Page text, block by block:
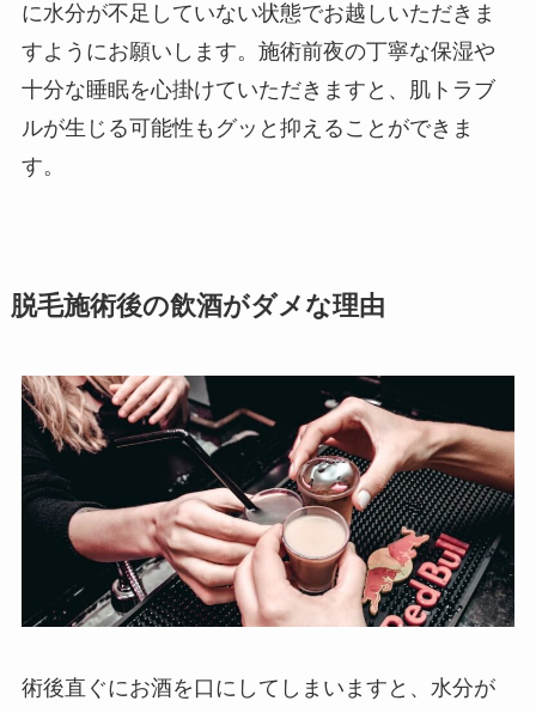
に水分が不足していない状態でお越しいただきま
すようにお願いします。施術前夜の丁寧な保湿や
十分な睡眠を心掛けていただきますと、肌トラブ
ルが生じる可能性もグッと抑えることができま
す。
脱毛施術後の飲酒がダメな理由
術後直ぐにお酒を口にしてしまいますと、水分が